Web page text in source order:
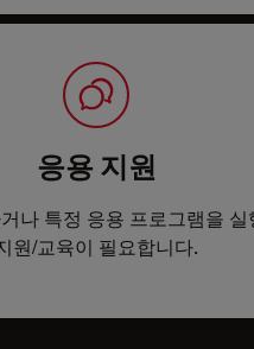
응용 지원
나 특정 응용 프로그램을
원/교육이 필요합니다.